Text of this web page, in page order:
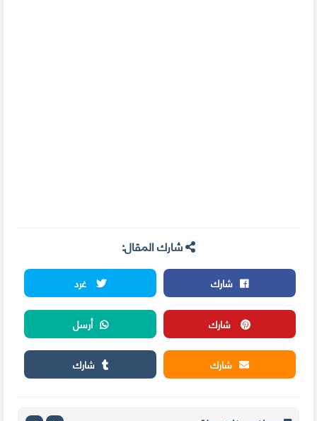
شارك المقال:
شارك
غرد
شارك
أرسل
شارك
شارك